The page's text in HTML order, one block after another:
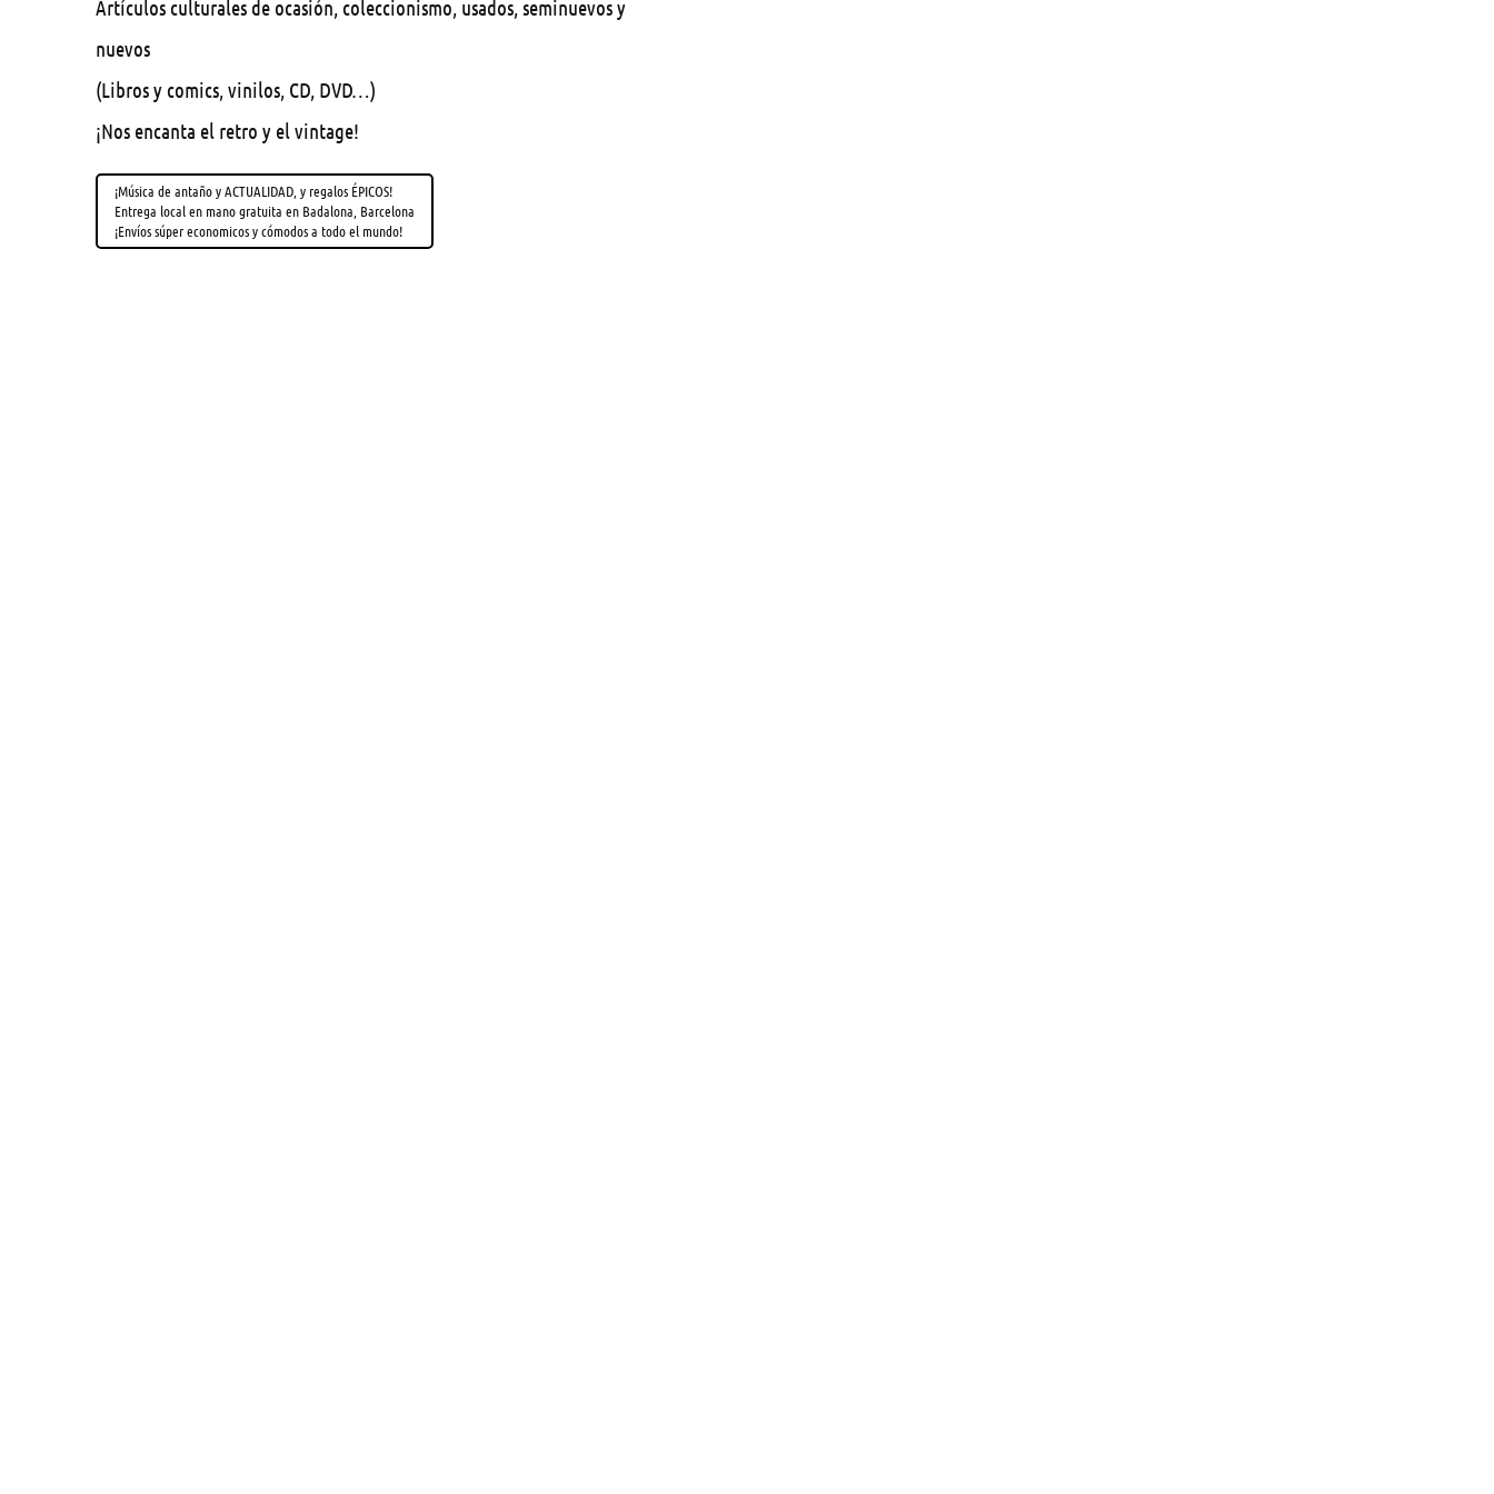
Artículos culturales de ocasión, coleccionismo, usados, seminuevos y
nuevos
(Libros y comics, vinilos, CD, DVD…)
¡Nos encanta el retro y el vintage!
¡Música de antaño y ACTUALIDAD, y regalos ÉPICOS!
Entrega local en mano gratuita en Badalona, Barcelona
¡Envíos súper economicos y cómodos a todo el mundo!